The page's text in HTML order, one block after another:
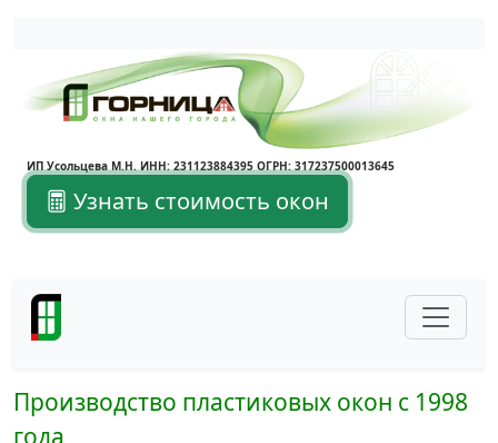
Написать в Max
Написать в Telegram
ИП Усольцева М.Н. ИНН: 231123884395 ОГРН: 317237500013645
Узнать стоимость окон
Производство пластиковых окон с 1998
года